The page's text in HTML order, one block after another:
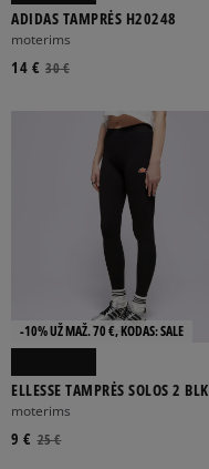
ADIDAS TAMPRĖS H20248
moterims
30 €
14 €
-10% UŽ MAŽ. 70 €, KODAS: SALE
ELLESSE TAMPRĖS SOLOS 2 BLK
moterims
25 €
9 €